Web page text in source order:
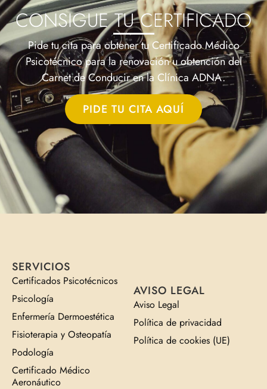
CONSIGUE TU CERTIFICADO
Pide tu cita para obtener tu Certificado Médico
Psicotécnico para la renovación u obtención del
Carnet de Conducir en la Clínica ADNA.
PIDE TU CITA AQUÍ
SERVICIOS
Certificados Psicotécnicos
Psicología
Enfermería Dermoestética
Fisioterapia y Osteopatía
Podología
Certificado Médico
Aeronáutico
AVISO LEGAL
Aviso Legal
Política de privacidad
Política de cookies (UE)